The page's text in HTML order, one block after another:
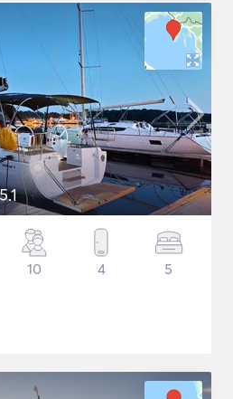
10 4 5